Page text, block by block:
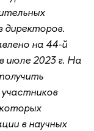
на 44-й
июле 2023 г. На
в научных